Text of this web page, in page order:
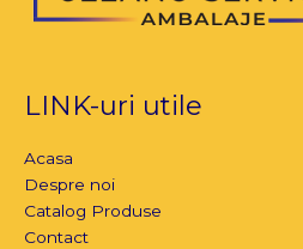
LINK-uri utile
Acasa
Despre noi
Catalog Produse
Contact